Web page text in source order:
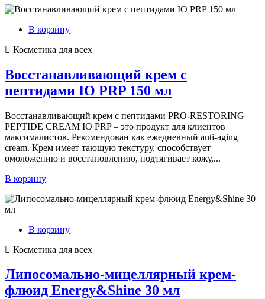
В корзину
Косметика для всех
Восстанавливающий крем с
пептидами IO PRP 150 мл
Восстанавливающий крем с пептидами PRO-RESTORING
PEPTIDE CREAM IO PRP – это продукт для клиентов
максималистов. Рекомендован как ежедневный anti-aging
cream. Крем имеет тающую текстуру, способствует
омоложению и восстановлению, подтягивает кожу,...
В корзину
В корзину
Косметика для всех
Липосомально-мицеллярный крем-
флюид Energy&Shine 30 мл